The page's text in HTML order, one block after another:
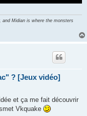
Midian is where the monsters
? [Jeux vidéo]
et ça me fait découvrir
Vkquake